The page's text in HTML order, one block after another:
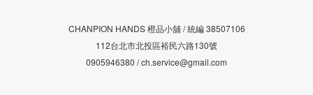
CHANPION HANDS 橙品小舖 /統編38507106
112台北市北投區裕民六路130號
0905946380 / ch.service@gmail.com